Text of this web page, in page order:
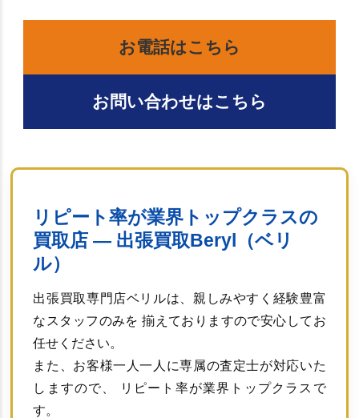
お電話はこちら
お問い合わせはこちら
リピート率が業界トップクラスの
買取店 ― 出張買取Beryl（ベリ
ル）
出張買取専門店ベリルは、親しみやすく経験豊富
なスタッフのみを 揃えておりますので安心してお
任せください。
また、お客様一人一人に専属の査定士が対応いた
しますので、 リピート率が業界トップクラスで
す。